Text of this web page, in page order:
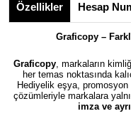
Özellikler Hesap
Graficopy –
Graficopy , markaların
her temas noktasında
Hediyelik eşya,
çözümleriyle markalara
imza ve